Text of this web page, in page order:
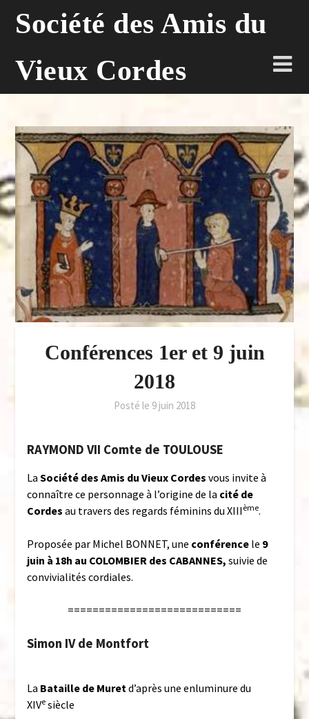
Société des Amis du
Vieux Cordes
Conférences 1er et 9 juin
2018
Posté le 9 juin 2018
RAYMOND VII Comte de TOULOUSE
La Société des Amis du Vieux Cordes vous invite à
connaître ce personnage à l’origine de la cité de
Cordes au travers des regards féminins du XIIIème.
Proposée par Michel BONNET, une conférencele 9
juin à 18h au COLOMBIER des CABANNES, suivie de
convivialités cordiales.
============================
Simon IV de Montfort
La Bataille de Muretd’après une enluminure du
XIVesiècle